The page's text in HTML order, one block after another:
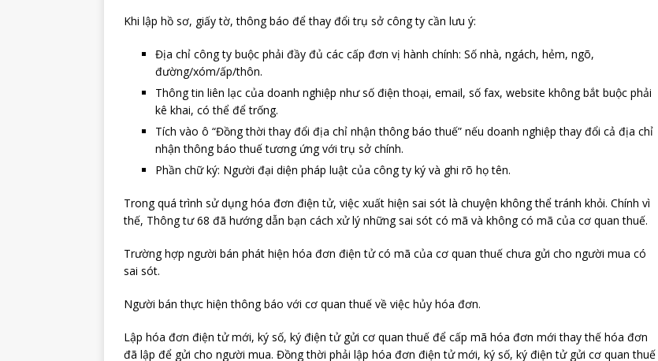
Khi lập hồ sơ, giấy tờ, thông báo để thay đổi trụ sở công ty cần lưu ý:
Địa chỉ công ty buộc phải đầy đủ các cấp đơn vị hành chính: Số nhà, ngách, hẻm, ngõ,
đường/xóm/ấp/thôn.
Thông tin liên lạc của doanh nghiệp như số điện thoại, email, số fax, website không bắt buộc phải
kê khai, có thể để trống.
Tích vào ô “Đồng thời thay đổi địa chỉ nhận thông báo thuế” nếu doanh nghiệp thay đổi cả địa chỉ
nhận thông báo thuế tương ứng với trụ sở chính.
Phần chữ ký: Người đại diện pháp luật của công ty ký và ghi rõ họ tên.
Trong quá trình sử dụng hóa đơn điện tử, việc xuất hiện sai sót là chuyện không thể tránh khỏi. Chính vì
thế, Thông tư 68 đã hướng dẫn bạn cách xử lý những sai sót có mã và không có mã của cơ quan thuế.
Trường hợp người bán phát hiện hóa đơn điện tử có mã của cơ quan thuế chưa gửi cho người mua có
sai sót.
Người bán thực hiện thông báo với cơ quan thuế về việc hủy hóa đơn.
Lập hóa đơn điện tử mới, ký số, ký điện tử gửi cơ quan thuế để cấp mã hóa đơn mới thay thế hóa đơn
đã lập để gửi cho người mua. Đồng thời phải lập hóa đơn điện tử mới, ký số, ký điện tử gửi cơ quan thuế